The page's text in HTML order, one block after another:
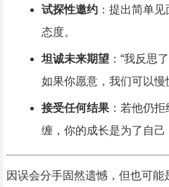
试探性邀约：提出简单见
态度。
坦诚未来期望：“我反思
如果你愿意，我们可以慢
接受任何结果：若他仍拒
缠，你的成长是为了自己
因误会分手固然遗憾，但也可